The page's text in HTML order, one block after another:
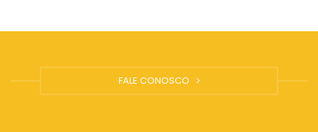
FALE CONOSCO